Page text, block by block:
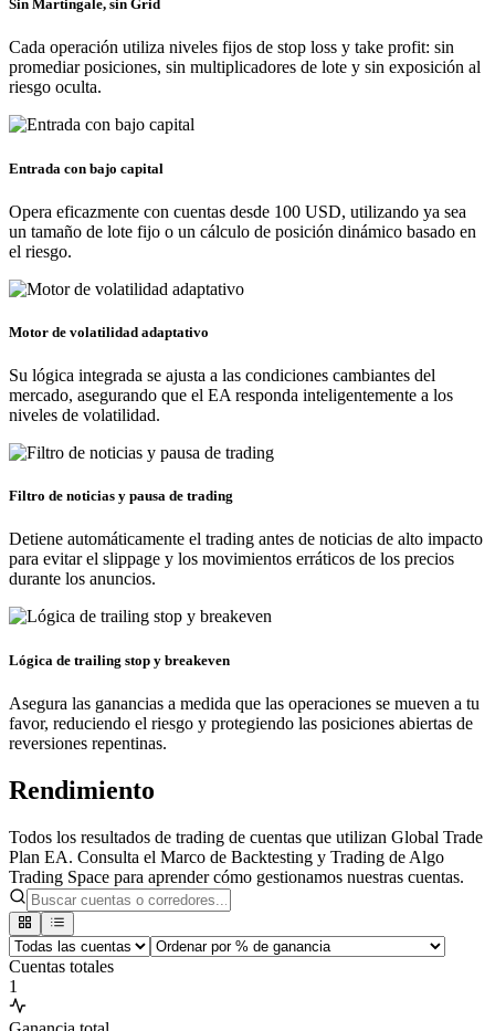
Sin Martingale, sin Grid
Cada operación utiliza niveles fijos de stop loss y take profit: sin
promediar posiciones, sin multiplicadores de lote y sin exposición al
riesgo oculta.
Entrada con bajo capital
Opera eficazmente con cuentas desde 100 USD, utilizando ya sea
un tamaño de lote fijo o un cálculo de posición dinámico basado en
el riesgo.
Motor de volatilidad adaptativo
Su lógica integrada se ajusta a las condiciones cambiantes del
mercado, asegurando que el EA responda inteligentemente a los
niveles de volatilidad.
Filtro de noticias y pausa de trading
Detiene automáticamente el trading antes de noticias de alto impacto
para evitar el slippage y los movimientos erráticos de los precios
durante los anuncios.
Lógica de trailing stop y breakeven
Asegura las ganancias a medida que las operaciones se mueven a tu
favor, reduciendo el riesgo y protegiendo las posiciones abiertas de
reversiones repentinas.
Rendimiento
Todos los resultados de trading de cuentas que utilizan Global Trade
Plan EA. Consulta el Marco de Backtesting y Trading de Algo
Trading Space para aprender cómo gestionamos nuestras cuentas.
Cuentas totales
1